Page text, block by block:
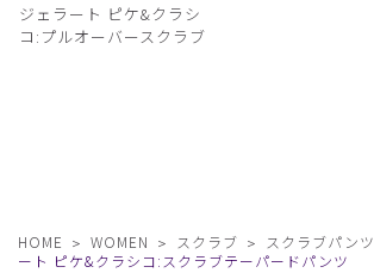
ジェラート ピケ&クラシ
コ:プルオーバースクラブ
HOME WOMEN スクラブ スクラブパンツ
ート ピケ&クラシコ:スクラブテーパードパンツ